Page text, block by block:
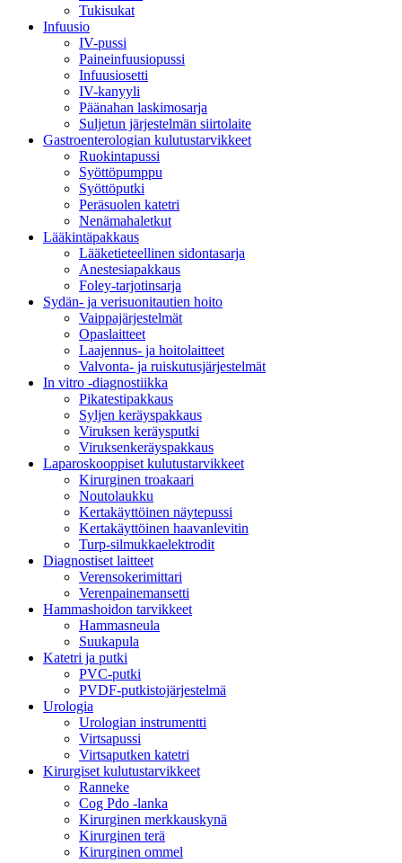
Tukisukat
Infuusio
IV-pussi
Paineinfuusiopussi
Infuusiosetti
IV-kanyyli
Päänahan laskimosarja
Suljetun järjestelmän siirtolaite
Gastroenterologian kulutustarvikkeet
Ruokintapussi
Syöttöpumppu
Syöttöputki
Peräsuolen katetri
Nenämahaletkut
Lääkintäpakkaus
Lääketieteellinen sidontasarja
Anestesiapakkaus
Foley-tarjotinsarja
Sydän- ja verisuonitautien hoito
Vaippajärjestelmät
Opaslaitteet
Laajennus- ja hoitolaitteet
Valvonta- ja ruiskutusjärjestelmät
In vitro -diagnostiikka
Pikatestipakkaus
Syljen keräyspakkaus
Viruksen keräysputki
Viruksenkeräyspakkaus
Laparoskooppiset kulutustarvikkeet
Kirurginen troakaari
Noutolaukku
Kertakäyttöinen näytepussi
Kertakäyttöinen haavanlevitin
Turp-silmukkaelektrodit
Diagnostiset laitteet
Verensokerimittari
Verenpainemansetti
Hammashoidon tarvikkeet
Hammasneula
Suukapula
Katetri ja putki
PVC-putki
PVDF-putkistojärjestelmä
Urologia
Urologian instrumentti
Virtsapussi
Virtsaputken katetri
Kirurgiset kulutustarvikkeet
Ranneke
Cog Pdo -lanka
Kirurginen merkkauskynä
Kirurginen terä
Kirurginen ommel